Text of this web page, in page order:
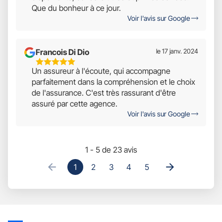
Que du bonheur à ce jour.
Voir l'avis sur Google
Francois Di Dio
5
Étoiles
Sur
5
le 17 janv. 2024
Un assureur à l'écoute, qui accompagne
parfaitement dans la compréhension et le choix
de l'assurance. C'est très rassurant d'être
assuré par cette agence.
Voir l'avis sur Google
1 - 5 de 23 avis
1
2 3 4 5